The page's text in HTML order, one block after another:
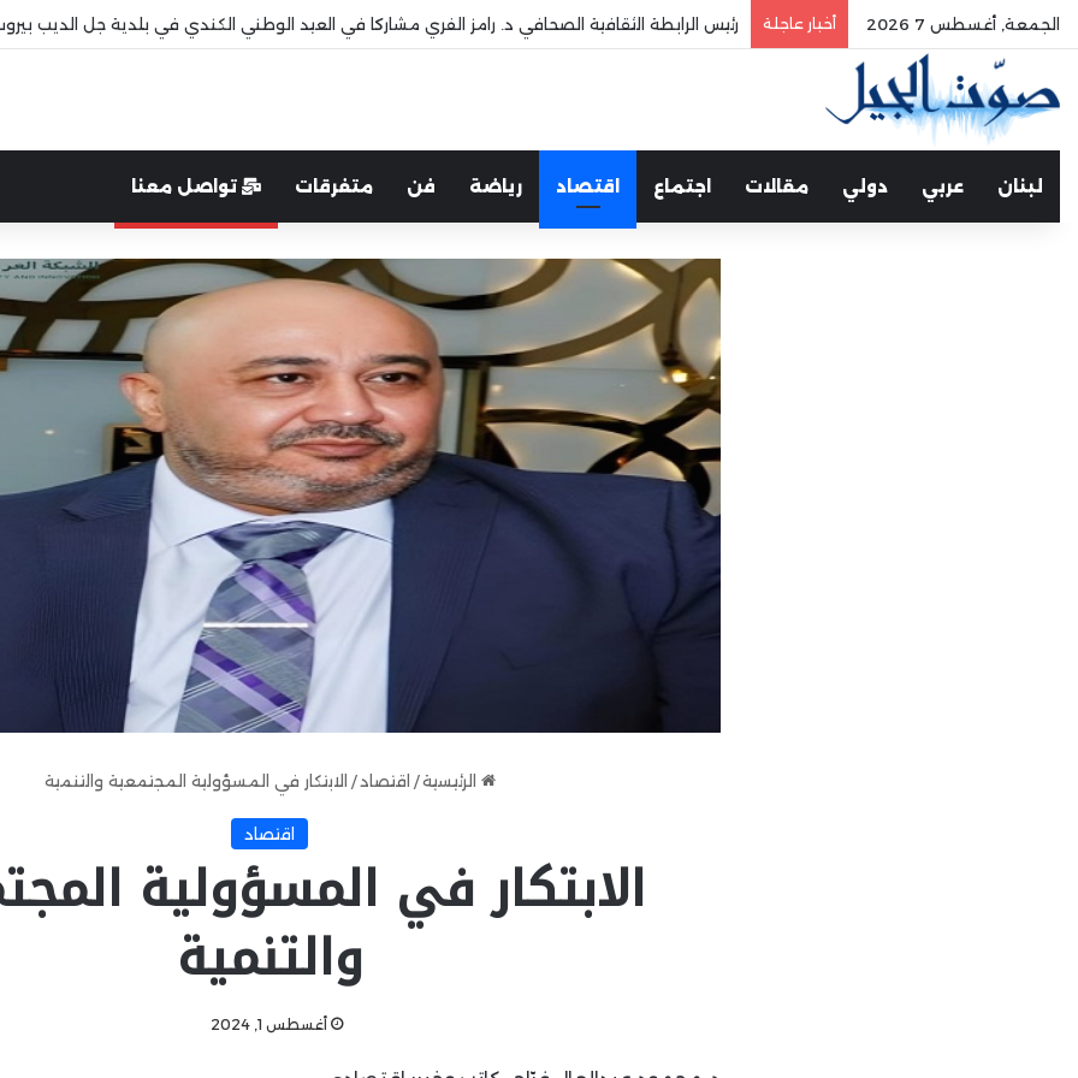
الجمعة, أغسطس 7 2026 أخبار عاجلة الفري يستقبل نقيب موظفي قاديشا
لبنان عربي دولي مقالات اجتماع اقتصاد رياضة فن متفرقات تواصل معنا
الرئيسية / اقتصاد / الابتكار في المسؤولية المجتمعية والتنمية
اقتصاد
الابتكار في المسؤولية
والتنمية
أغسطس 1, 2024